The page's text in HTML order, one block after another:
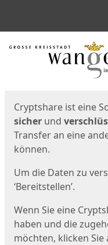
Start
Cryptshare ist eine
sicher und
Transfer an eine
können.
Um die Daten zu
‘Bereitstellen’.
Wenn Sie eine
haben und die
möchten, klicken